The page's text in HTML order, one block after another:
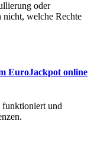
oder
nicht, welche Rechte
EuroJackpot online
funktioniert und